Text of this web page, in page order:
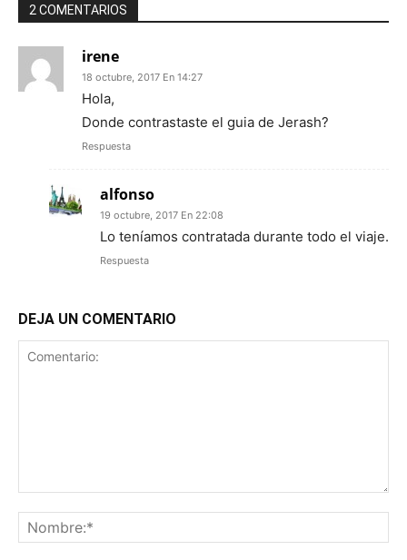
2 COMENTARIOS
irene
18 octubre, 2017 En 14:27
Hola,
Donde contrastaste el guia de Jerash?
Respuesta
alfonso
19 octubre, 2017 En 22:08
Lo teníamos contratada durante todo el viaje.
Respuesta
DEJA UN COMENTARIO